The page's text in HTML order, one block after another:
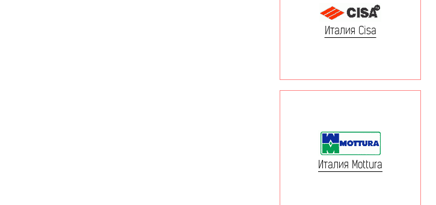
Италия Cisa
Италия Mottura